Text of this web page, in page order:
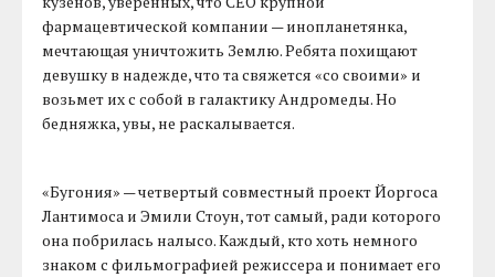
фармацевтической компании — инопланетянка,
мечтающая уничтожить Землю. Ребята похищают
девушку в надежде, что та свяжется «со своими» и
возьмет их с собой в галактику Андромеды. Но
бедняжка, увы, не раскалывается.
«Бугония» — четвертый совместный проект Йоргоса
Лантимоса и Эмили Стоун, тот самый, ради которого
она побрилась налысо. Каждый, кто хоть немного
знаком с фильмографией режиссера и понимает его